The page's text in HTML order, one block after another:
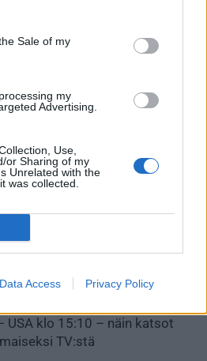
Sale of my
my
Advertising.
Use,
or Sharing of my
Unrelated with the
was collected.
Data Access Privacy Policy
Jääkiekon naisten MM-kisat
2024 – otteluohjelma ja
ketjut Sveitsi-peliin –
Barkov tekee paluun
USA klo 15:10 – näin katsot
TV:stä